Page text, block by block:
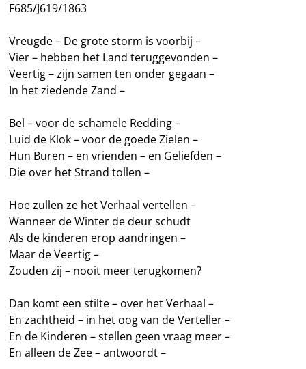
F685/J619/1863
Vreugde – De grote storm is voorbij –
Vier – hebben het Land teruggevonden –
Veertig – zijn samen ten onder gegaan –
In het ziedende Zand –
Bel – voor de schamele Redding –
Luid de Klok – voor de goede Zielen –
Hun Buren – en vrienden – en Geliefden –
Die over het Strand tollen –
Hoe zullen ze het Verhaal vertellen –
Wanneer de Winter de deur schudt
Als de kinderen erop aandringen –
Maar de Veertig –
Zouden zij – nooit meer terugkomen?
Dan komt een stilte – over het Verhaal –
En zachtheid – in het oog van de Verteller –
En de Kinderen – stellen geen vraag meer –
En alleen de Zee – antwoordt –